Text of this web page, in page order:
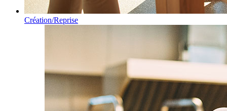
Création/Reprise